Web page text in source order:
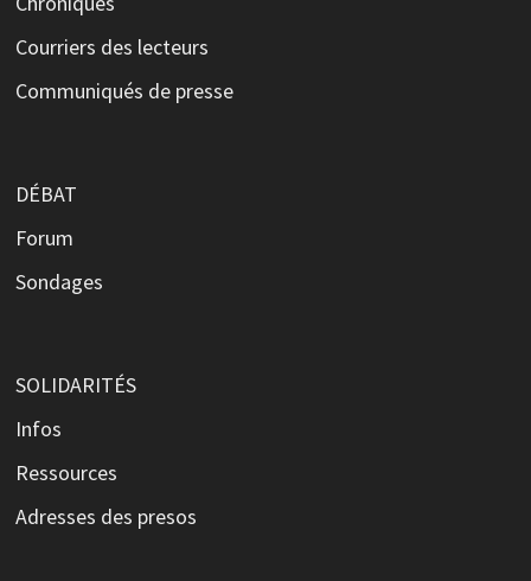
Courriers des lecteurs
Communiqués de presse
DÉBAT
Forum
Sondages
SOLIDARITÉS
Infos
Ressources
Adresses des presos